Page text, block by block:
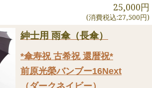
25,000円
(消費税込:27,500円)
紳士用 雨傘（長傘）
*傘寿祝 古希祝 還暦祝*
前原光榮バンブー16Next
（ダークネイビー）